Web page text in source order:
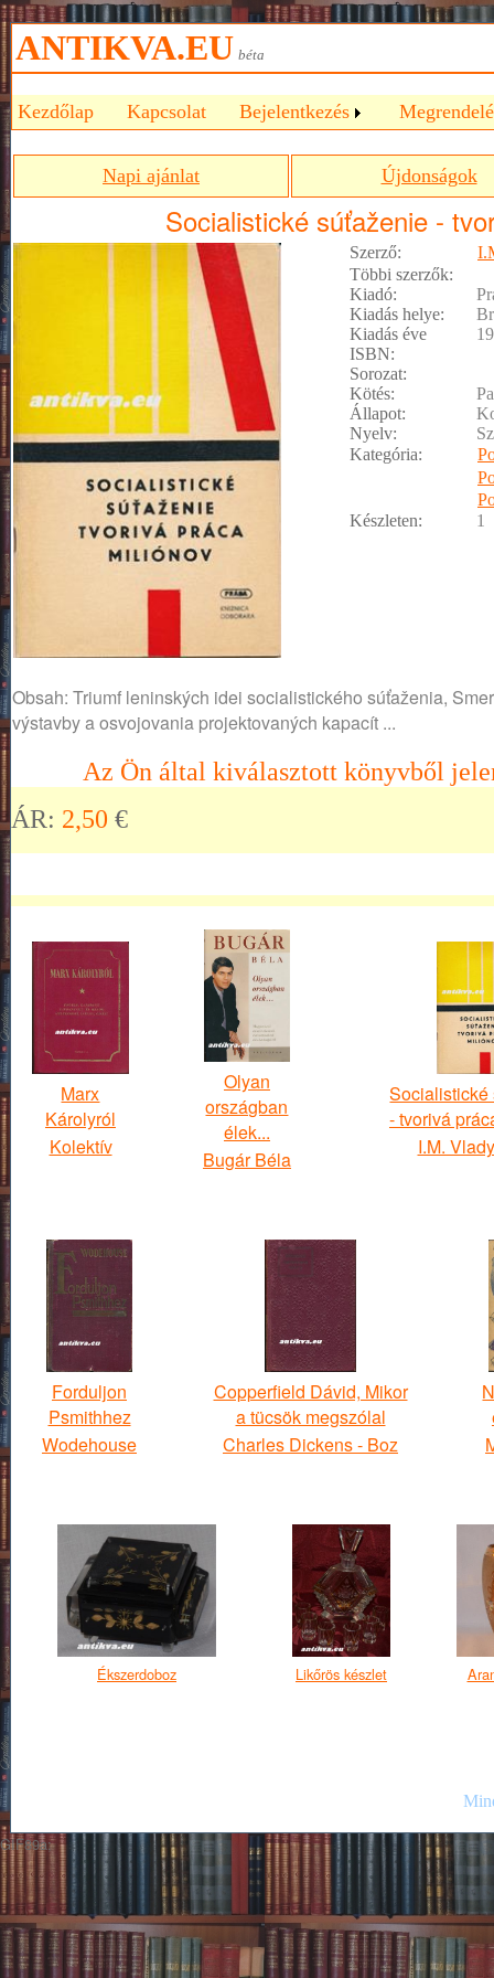
ANTIKVA.EU béta
Kezdőlap Kapcsolat Bejelentkezés
Napi ajánlat Újdonságok
Socialistické súťaženie -
Szerző:
Többi szerzők:
Kiadó:
Kiadás helye:
Kiadás éve
ISBN:
Sorozat:
Kötés:
Állapot:
Nyelv:
Kategória:
Készleten:
1
Obsah: Triumf leninských idei socialistického súťaženia,
výstavby a osvojovania projektovaných kapacít ...
Az Ön által kiválasztott könyvből
ÁR: 2,50 €
Marx
Károlyról
Kolektív
Olyan
országban
élek...
Bugár Béla
- tvorivá
I.M.
Forduljon
Psmithhez
Wodehouse
Copperfield Dávid, Mikor
a tücsök megszólal
Charles Dickens - Boz
Ékszerdoboz Likőrös készlet
GIF89a;